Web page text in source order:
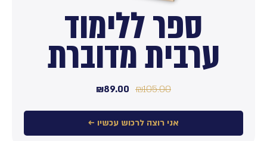
ספר ללימוד
ערבית מדוברת
₪105.00
₪89.00
אני רוצה לרכוש עכשיו ←